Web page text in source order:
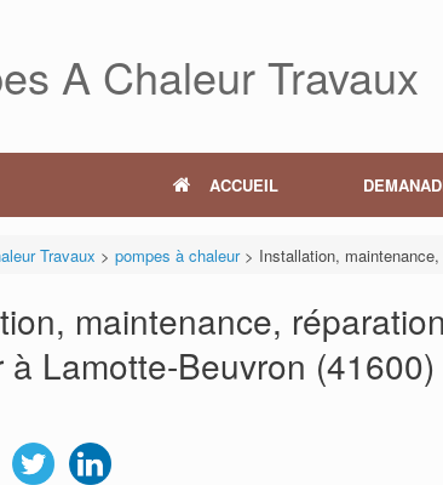
A Chaleur Travaux
ACCUEIL
Travaux > pompes à chaleur> Installation,
maintenance,
à Lamotte-Beuvron (41600)